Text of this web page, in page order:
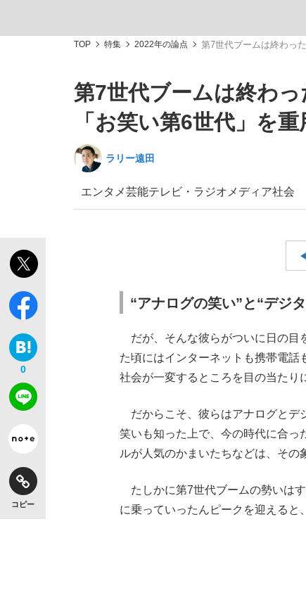
「クマが悪者扱いされているのが悲しい
TOP 特集 2022年の論点 第7世代ブームは終わっ
第7世代ブームは終わ
「お笑い第6世代」を
ラリー遠田
エンタメ芸能テレビ・ラジオ メディア社会
0
コピー
“アナログの笑い”と“デジ
だが、そんな彼らがついに日の目
た頃にはインターネットも携帯電話
社会が一変するところを目の当たり
だからこそ、彼らはアナログとデ
笑いも知った上で、今の時代に合っ
ルが人気のかまいたちなどは、その
たしかに第7世代ブームの勢いは
に乗っていったんピークを迎えると